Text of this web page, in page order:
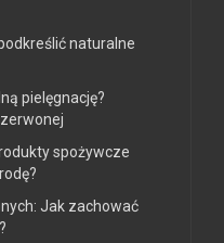
naturalne
pielęgnację?
spożywcze
Jak zachować